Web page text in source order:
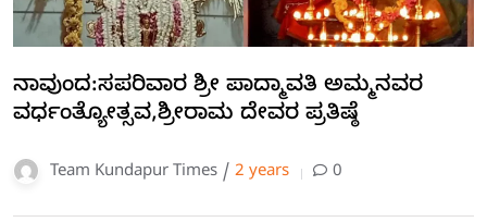
ನಾವುಂದ:ಸಪರಿವಾರ ಶ್ರೀ ಪಾದ್ಮಾವತಿ ಅಮ್ಮನವರ
ವರ್ಧಂತ್ಯೋತ್ಸವ,ಶ್ರೀರಾಮ ದೇವರ ಪ್ರತಿಷ್ಠೆ
Team Kundapur Times / 2 years 0